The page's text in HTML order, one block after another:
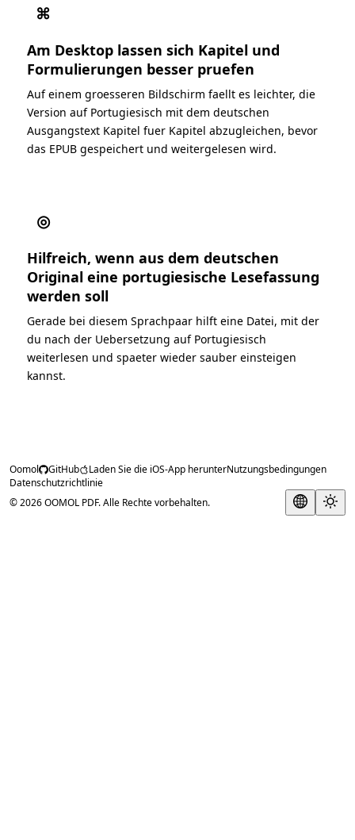
⌘
Am Desktop lassen sich Kapitel und
Formulierungen besser pruefen
Auf einem groesseren Bildschirm faellt es leichter, die
Version auf Portugiesisch mit dem deutschen
Ausgangstext Kapitel fuer Kapitel abzugleichen, bevor
das EPUB gespeichert und weitergelesen wird.
◎
Hilfreich, wenn aus dem deutschen
Original eine portugiesische Lesefassung
werden soll
Gerade bei diesem Sprachpaar hilft eine Datei, mit der
du nach der Uebersetzung auf Portugiesisch
weiterlesen und spaeter wieder sauber einsteigen
kannst.
Oomol GitHub Laden Sie die iOS-App herunterNutzungsbedingungen
Datenschutzrichtlinie
© 2026 OOMOL PDF. Alle Rechte vorbehalten.